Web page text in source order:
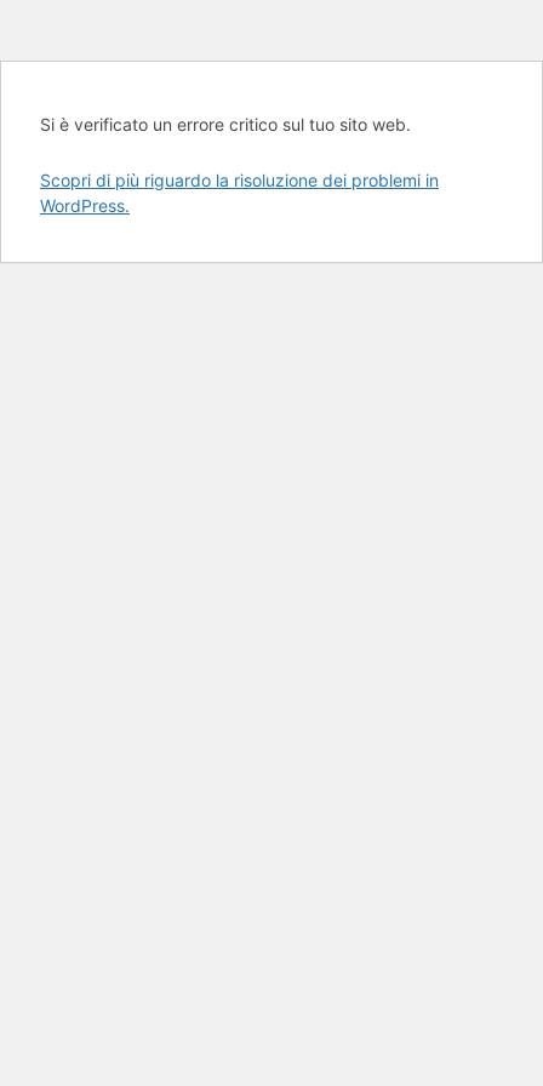
Si è verificato un errore critico sul tuo sito web.
Scopri di più riguardo la risoluzione dei problemi in
WordPress.